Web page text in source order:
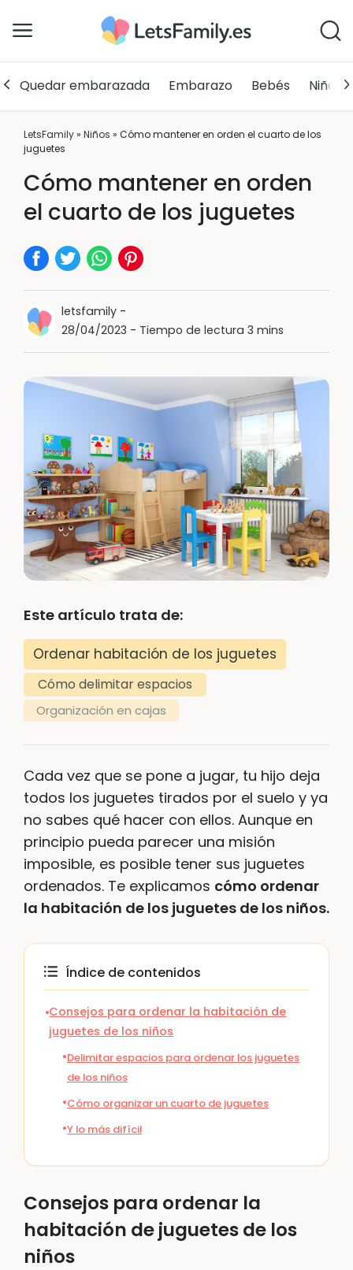
Quedar embarazada Embarazo Bebés Niños
LetsFamily» Niños » Cómo mantener en orden el cuarto de los
juguetes
Cómo mantener en orden
el cuarto de los juguetes
letsfamily-
28/04/2023 - Tiempo de lectura 3 mins
Este artículo trata de:
Ordenar habitación de los juguetes
Cómo delimitar espacios
Organización en cajas
Cada vez que se pone a jugar, tu hijo deja
todos los juguetes tirados por el suelo y ya
no sabes qué hacer con ellos. Aunque en
principio pueda parecer una misión
imposible, es posible tener sus juguetes
ordenados. Te explicamos cómo ordenar
la habitación de los juguetes de los niños.
Índice de contenidos
Consejos para ordenar la habitación de
juguetes de los niños
Delimitar espacios para ordenar los juguetes
de los niños
Cómo organizar un cuarto de juguetes
Y lo más difícil
Consejos para ordenar la
habitación de juguetes de los
niños